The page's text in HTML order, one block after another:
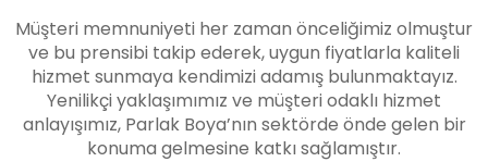
Müşteri memnuniyeti her zaman önceliğimiz olmuştur
ve bu prensibi takip ederek, uygun fiyatlarla kaliteli
hizmet sunmaya kendimizi adamış bulunmaktayız.
Yenilikçi yaklaşımımız ve müşteri odaklı hizmet
anlayışımız, Parlak Boya’nın sektörde önde gelen bir
konuma gelmesine katkı sağlamıştır.